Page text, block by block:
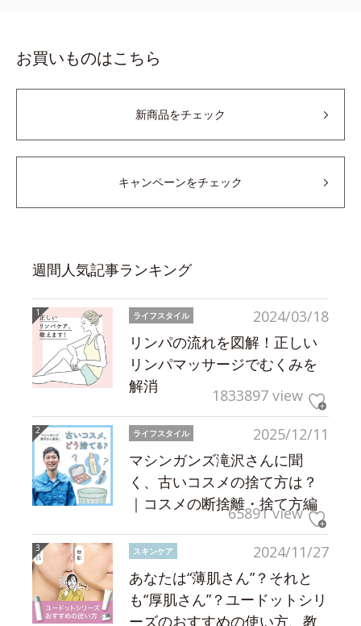
お買いものはこちら
新商品をチェック
キャンペーンをチェック
週間人気記事ランキング
2024/03/18
ライフスタイル
リンパの流れを図解！正しい
リンパマッサージでむくみを
解消
1833897 view
2025/12/11
ライフスタイル
マシンガンズ滝沢さんに聞
く、古いコスメの捨て方は？
｜コスメの断捨離・捨て方編
65891 view
2024/11/27
スキンケア
あなたは“薄肌さん”？それと
も“厚肌さん”？ユードットシリ
ーズのおすすめの使い方、教